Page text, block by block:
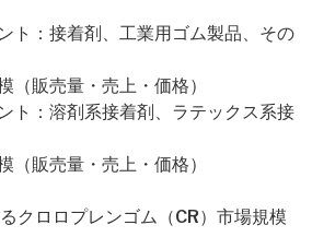
ト：接着剤、工業用ゴム製品、その
（販売量・売上・価格）
ト：溶剤系接着剤、ラテックス系接
（販売量・売上・価格）
クロロプレンゴム（CR）市場規模